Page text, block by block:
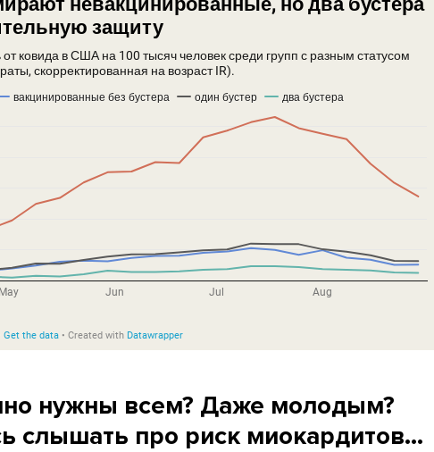
нужны всем? Даже молодым?
слышать про риск миокардитов…